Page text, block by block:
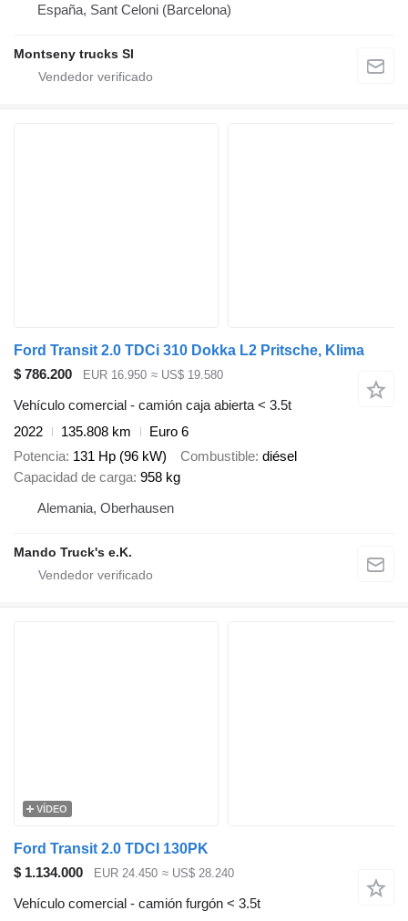
España, Sant Celoni (Barcelona)
Montseny trucks Sl
Ford Transit 2.0 TDCi 310 Dokka L2 Pritsche, Klima
$ 786.200
EUR 16.950 ≈ US$ 19.580
Vehículo comercial - camión caja abierta < 3.5t
2022
135.808 km
Euro 6
Potencia 131 Hp (96 kW) Combustible diésel
Capacidad de carga 958 kg
Alemania, Oberhausen
Mando Truck's e.K.
VÍDEO
Ford Transit 2.0 TDCI 130PK
$ 1.134.000
EUR 24.450 ≈ US$ 28.240
Vehículo comercial - camión furgón < 3.5t